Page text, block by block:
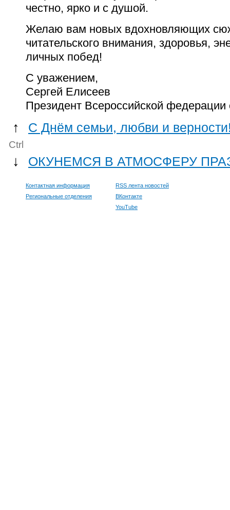
честно, ярко и с душой.
Желаю вам новых вдохновляющих
читательского внимания, здоровья,
личных побед!
С уважением,
Сергей Елисеев
Президент Всероссийской федерации
↑ С Днём семьи, любви и
Ctrl
↓ ОКУНЕМСЯ В АТМОСФЕРУ
Контактная информация
Региональные отделения
RSS лента новостей
ВКонтакте
YouTube